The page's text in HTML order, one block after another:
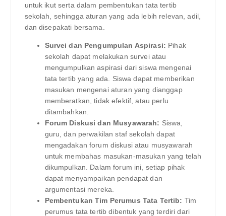
untuk ikut serta dalam pembentukan tata tertib
sekolah, sehingga aturan yang ada lebih relevan, adil,
dan disepakati bersama.
Survei dan Pengumpulan Aspirasi: Pihak
sekolah dapat melakukan survei atau
mengumpulkan aspirasi dari siswa mengenai
tata tertib yang ada. Siswa dapat memberikan
masukan mengenai aturan yang dianggap
memberatkan, tidak efektif, atau perlu
ditambahkan.
Forum Diskusi dan Musyawarah: Siswa,
guru, dan perwakilan staf sekolah dapat
mengadakan forum diskusi atau musyawarah
untuk membahas masukan-masukan yang telah
dikumpulkan. Dalam forum ini, setiap pihak
dapat menyampaikan pendapat dan
argumentasi mereka.
Pembentukan Tim Perumus Tata Tertib: Tim
perumus tata tertib dibentuk yang terdiri dari